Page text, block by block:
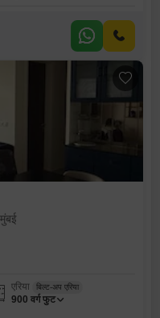
एरिया बिल्ट-अप एरिया
900 वर्ग फुट